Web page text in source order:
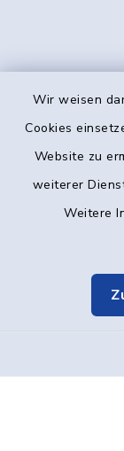
Wir weisen
Cookies
Website zu
weiterer
Weitere